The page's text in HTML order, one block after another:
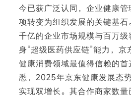
今已获广泛认同，企业健康
项转变为组织发展的关键基
千亿的企业市场规模与百万
身“超级医药供应链”能力，
健康消费领域最值得信赖的
悉，2025年京东健康发展态
实现双增长。其合作商家数